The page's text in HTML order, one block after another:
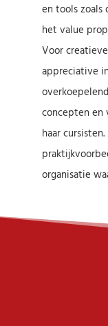
en tools zoals
het value
Voor
appreciative
concepten en
haar
organisatie